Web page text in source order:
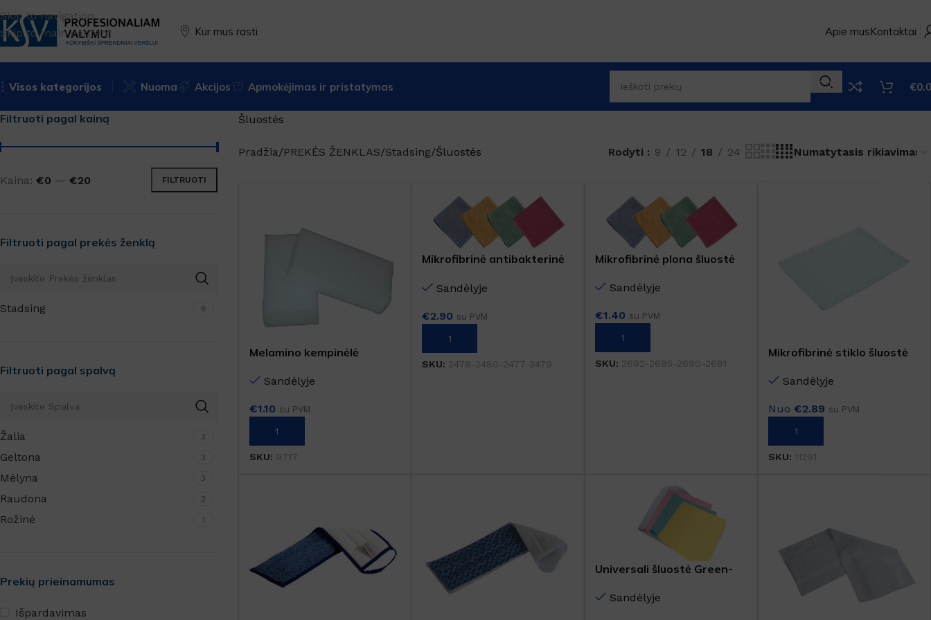
Skip to navigation
Skip to main content
Kur mus rasti Apie musKontaktai
Visos kategorijos Nuoma Akcijos Apmokėjimas ir pristatymas €
Filtruoti pagal kainą
FILTRUOTI
Kaina: €0 — €20
Filtruoti pagal prekės ženklą
Stadsing 8
Filtruoti pagal spalvą
Žalia 3
Geltona 3
Mėlyna 3
Raudona 2
Rožinė 1
Prekių prieinamumas
Išpardavimas
Šluostės
Pradžia PREKĖS ŽENKLAS Stadsing Šluostės Rodyti 9 12 18 24
Melamino kempinėlė
Sandėlyje
€1.10 su PVM
Į KREPŠELĮ
SKU: 9717
Mikrofibrinė antibakterinė
Sandėlyje
€2.90 su PVM
PASIRINKTI SAVYBES
SKU: 2478-2480-2477-2479
Mikrofibrinė plona šluostė
Sandėlyje
€1.40 su PVM
PASIRINKTI SAVYBES
SKU: 2692-2695-2690-2691
Mikrofibrinė stiklo šluostė
Sandėlyje
Nuo €2.89 su PVM
Į KREPŠELĮ
SKU: 11291
Universali šluostė Green-
Sandėlyje